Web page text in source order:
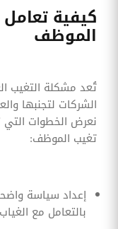
كيفية
الموظف
تُعد مشكلة التغيب
الشركات لتجنبها
نعرض الخطوات التي
تغيب الموظف:
إعداد سياسة
بالتعامل مع